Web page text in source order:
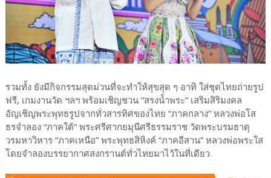
รวมทั้ง ยังมีกิจกรรมสุดม่วนที่จะทำให้สุขสุด ๆ อาทิ ใส่ชุดไทยถ่ายรูป
ฟรี, เกมงานวัด ฯลฯ พร้อมเชิญชวน “สรงน้ำพระ” เสริมสิริมงคล
อัญเชิญพระพุทธรูปจากทั่วสารทิศของไทย “ภาคกลาง” หลวงพ่อโส
ธรจำลอง “ภาคใต้” พระศรีศากยมุนีศรีธรรมราช วัดพระบรมธาตุ
วรมหาวิหาร “ภาคเหนือ” พระพุทธสิหิงค์ “ภาคอีสาน” หลวงพ่อพระใส
โดยจำลองบรรยากาศสงกรานต์ทั่วไทยมาไว้ในที่เดียว